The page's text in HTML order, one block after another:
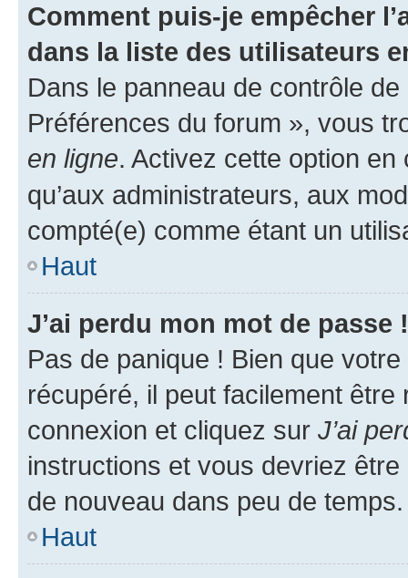
Comment puis-je empêcher
dans la liste des utilisateurs
Dans le panneau de contrôle
Préférences du forum », vous
en ligne. Activez cette option
qu’aux administrateurs, aux
compté(e) comme étant un
Haut
J’ai perdu mon mot de passe !
Pas de panique ! Bien que
récupéré, il peut facilement
connexion et cliquez sur J’ai
instructions et vous devriez
de nouveau dans peu de temps.
Haut